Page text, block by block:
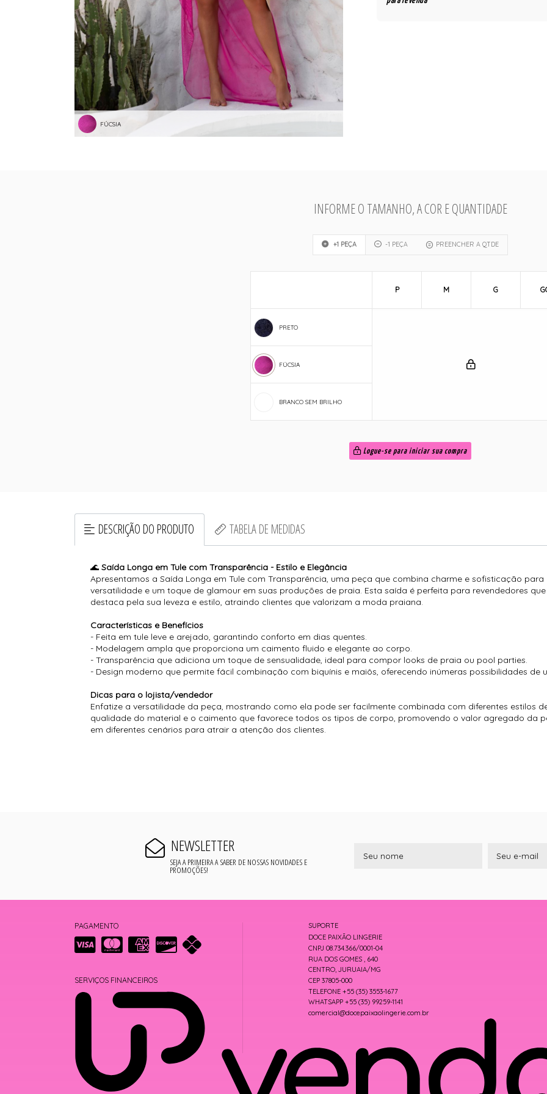
FÚCSIA
INFORME O TAMANHO, A COR E QUANTIDADE
+1 PEÇA -1 PEÇA PREENCHER A QTDE
PRETO
FÚCSIA
BRANCO SEM BRILHO
P M G
Logue-se para iniciar sua compra
DESCRIÇÃO DO PRODUTO TABELA DE MEDIDAS
🌊Saída Longa em Tule com Transparência - Estilo e Elegância
Apresentamos a Saída Longa em Tule com Transparência, uma peça que combina charme e sofisticação
versatilidade e um toque de glamour em suas produções de praia. Esta saída é perfeita para revendedores
destaca pela sua leveza e estilo, atraindo clientes que valorizam a moda praiana.
Características e Benefícios
- Feita em tule leve e arejado, garantindo conforto em dias quentes.
- Modelagem ampla que proporciona um caimento fluido e elegante ao corpo.
- Transparência que adiciona um toque de sensualidade, ideal para compor looks de praia ou pool parties.
- Design moderno que permite fácil combinação com biquínis e maiôs, oferecendo inúmeras possibilidades de
Dicas para o lojista/vendedor
Enfatize a versatilidade da peça, mostrando como ela pode ser facilmente combinada com diferentes estilos
qualidade do material e o caimento que favorece todos os tipos de corpo, promovendo o valor agregado da
em diferentes cenários para atrair a atenção dos clientes.
NEWSLETTER
SEJA A PRIMEIRA A SABER DE NOSSAS NOVIDADES E
PROMOÇÕES!
PAGAMENTO
SERVIÇOS FINANCEIROS
SUPORTE
DOCE PAIXÃO LINGERIE
CNPJ 08.734.366/0001-04
RUA DOS GOMES , 640
CENTRO, JURUAIA/MG
CEP 37805-000
TELEFONE +55 (35) 3553-1677
WHATSAPP +55 (35) 99259-1141
comercial@docepaixaolingerie.com.br